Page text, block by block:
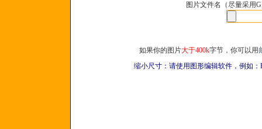
图片文件名（尽量采用
如果你的图片大于400k字节，你可以用
缩小尺寸：请使用图形编辑软件，例如